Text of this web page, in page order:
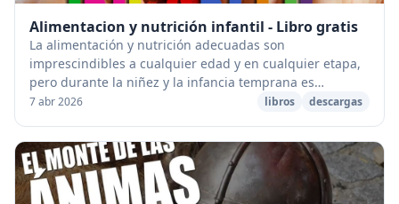
Alimentacion y nutrición infantil - Libro gratis
La alimentación y nutrición adecuadas son
imprescindibles a cualquier edad y en cualquier etapa,
pero durante la niñez y la infancia temprana es
fundamental para el desarrollo del potencial humano
7 abr 2026 libros descargas